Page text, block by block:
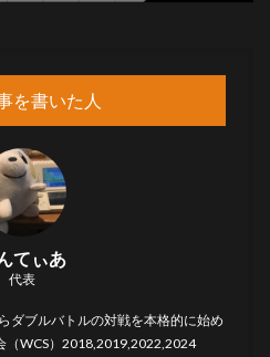
を書いた人
てぃあ
代表
ダブルバトルの対戦を本格的に始め
（WCS）2018,2019,2022,2024